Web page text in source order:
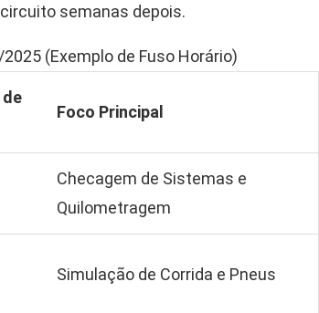
semanas depois.
(Exemplo de Fuso Horário)
Foco Principal
Checagem de Sistemas e
Quilometragem
Simulação de Corrida e Pneus